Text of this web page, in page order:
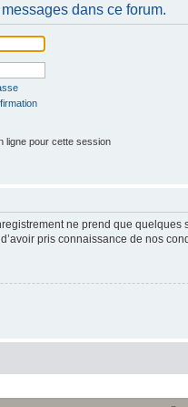
dans ce forum.
ligne pour cette session
ne prend que
pris connaissance de nos